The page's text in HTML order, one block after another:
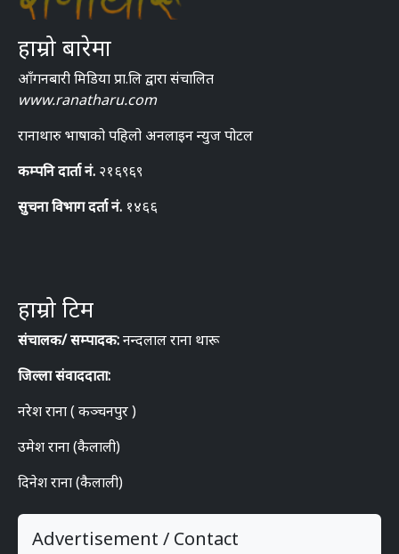
हाम्रो बारेमा
आँगनबारी मिडिया प्रा.लि द्वारा संचालित
www.ranatharu.com
रानाथारु भाषाको पहिलो अनलाइन न्युज पोटल
कम्पनि दार्ता नं. २१६९६९
सुचना विभाग दर्ता नं. १४६६
हाम्रो टिम
संचालक/ सम्पादक:नन्दलाल राना थारू
जिल्ला संवाददाता:
नरेश राना ( कञ्चनपुर )
उमेश राना (कैलाली)
दिनेश राना (कैलाली)
Advertisement / Contact